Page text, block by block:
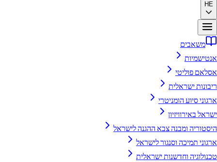
HE
משאבים
אנטישמיות
אסלאם פוליטי
ריבונות ישראלית
ארגוני סיוע הומניטרי
ישראל באירוויזיון
היסטוריה ומבנה צבא ההגנה לישראל
ארגוני תמיכה וסנגור לישראל
טכנולוגיה וחדשנות ישראלית